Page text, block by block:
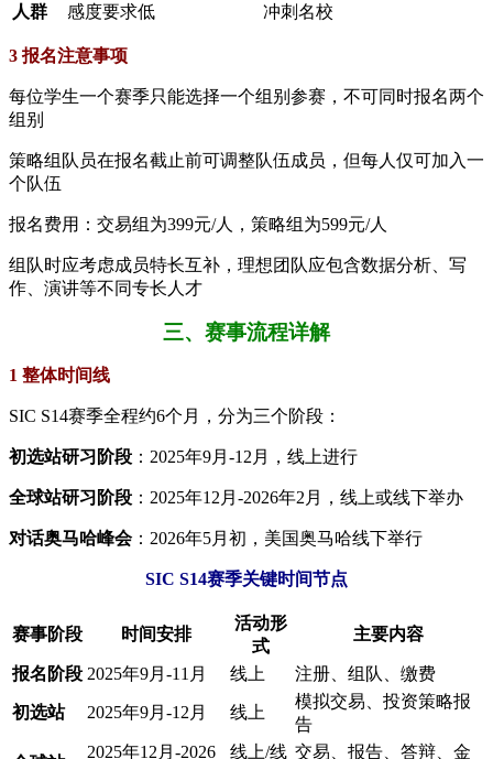
人群​
感度要求低
冲刺名校
3 报名注意事项
每位学生一个赛季只能选择一个组别参赛，不可同时报名两个
组别
策略组队员在报名截止前可调整队伍成员，但每人仅可加入一
个队伍
报名费用：交易组为399元/人，策略组为599元/人
组队时应考虑成员特长互补，理想团队应包含数据分析、写
作、演讲等不同专长人才
三、赛事流程详解
1 整体时间线
SIC S14赛季全程约6个月，分为三个阶段：
​初选站研习阶段​ ​：2025年9月-12月，线上进行
​全球站研习阶段​ ​：2025年12月-2026年2月，线上或线下举办
​对话奥马哈峰会​​：2026年5月初，美国奥马哈线下举行
SIC S14赛季关键时间节点
​赛事阶段​ ​时间安排​
​活动形
式​
​主要内容​
​报名阶段​ 2025年9月-11月 线上 注册、组队、缴费
​初选站​ 2025年9月-12月 线上
模拟交易、投资策略报
告
2025年12月-2026 线上/线 交易、报告、答辩、金